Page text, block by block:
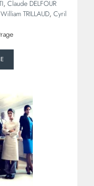
,Claude DELFOUR
William TRILLAUD,Cyril